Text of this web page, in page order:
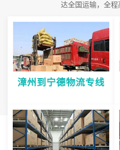
达全国运输，全程
漳州到宁德物流专线